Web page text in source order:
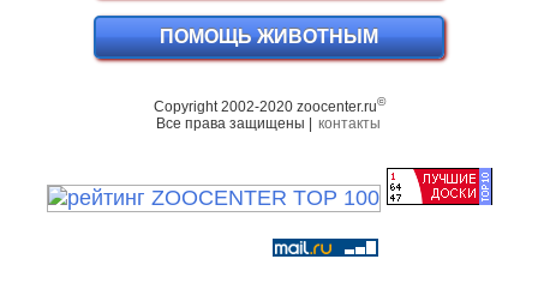
ПОМОЩЬ ЖИВОТНЫМ
Copyright 2002-2020 zoocenter.ru©
Все права защищены | контакты